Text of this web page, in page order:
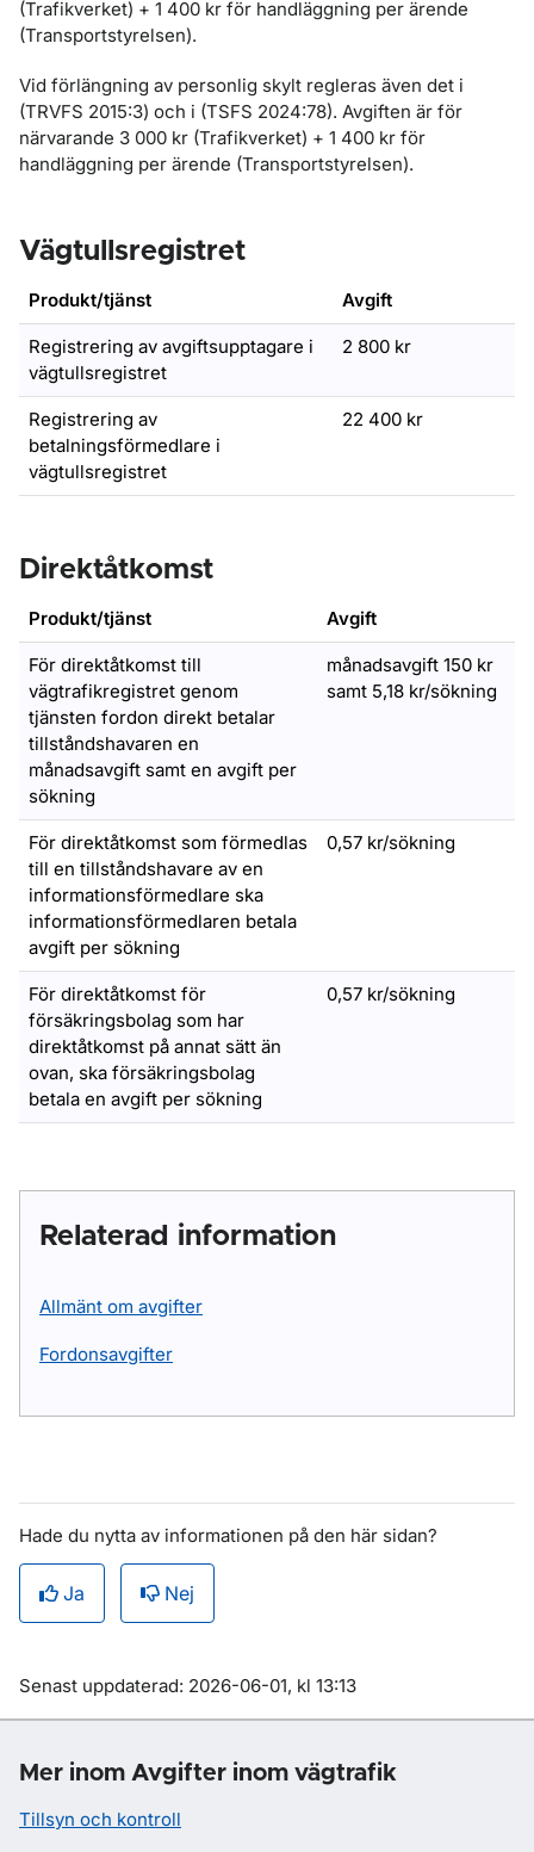
(Trafikverket) + 1 400 kr för handläggning per ärende
(Transportstyrelsen).
Vid förlängning av personlig skylt regleras även det i
(TRVFS 2015:3) och i (TSFS 2024:78). Avgiften är för
närvarande 3 000 kr (Trafikverket) + 1 400 kr för
handläggning per ärende (Transportstyrelsen).
Vägtullsregistret
Produkt/tjänst Avgift
Registrering av avgiftsupptagare i
vägtullsregistret
2 800 kr
Registrering av
betalningsförmedlare i
vägtullsregistret
22 400 kr
Direktåtkomst
Produkt/tjänst Avgift
För direktåtkomst till
vägtrafikregistret genom
tjänsten fordon direkt betalar
tillståndshavaren en
månadsavgift samt en avgift per
sökning
månadsavgift 150 kr
samt 5,18 kr/sökning
För direktåtkomst som förmedlas
till en tillståndshavare av en
informationsförmedlare ska
informationsförmedlaren betala
avgift per sökning
0,57 kr/sökning
För direktåtkomst för
försäkringsbolag som har
direktåtkomst på annat sätt än
ovan, ska försäkringsbolag
betala en avgift per sökning
0,57 kr/sökning
Relaterad information
Allmänt om avgifter
Fordonsavgifter
Hade du nytta av informationen på den här sidan?
Ja Nej
Om sidan
Senast uppdaterad: 2026-06-01, kl 13:13
Mer inom Avgifter inom vägtrafik
Tillsyn och kontroll